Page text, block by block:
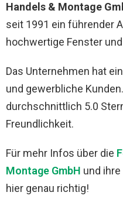
Handels & Montage
seit 1991 ein führender
hochwertige Fenster
Das Unternehmen hat
und gewerbliche
durchschnittlich 5.0
Freundlichkeit.
Für mehr Infos über die
Montage GmbH und
hier genau richtig!